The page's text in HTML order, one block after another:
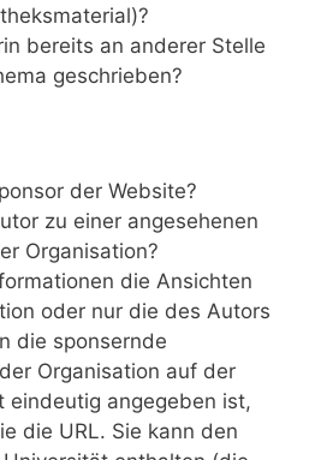
bereits an anderer Stelle
geschrieben?
der Website?
zu einer angesehenen
Organisation?
die Ansichten
oder nur die des Autors
die sponsernde
Organisation auf der
eindeutig angegeben ist,
die URL. Sie kann den